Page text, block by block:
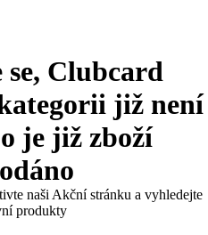
Clubcard
již není
je již zboží
naši Akční stránku a vyhledejte
produkty